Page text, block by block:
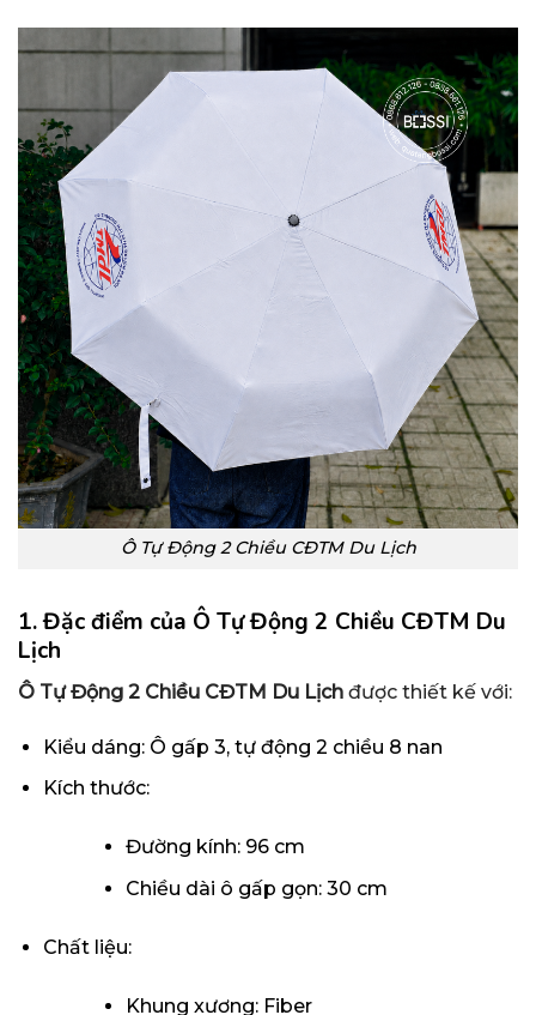
Ô Tự Động 2 Chiều CĐTM Du Lịch
1. Đặc điểm của Ô Tự Động 2 Chiều CĐTM Du
Lịch
Ô Tự Động 2 Chiều CĐTM Du Lịch được thiết kế với:
Kiểu dáng: Ô gấp 3, tự động 2 chiều 8 nan
Kích thước:
Đường kính: 96 cm
Chiều dài ô gấp gọn: 30 cm
Chất liệu:
Khung xương: Fiber